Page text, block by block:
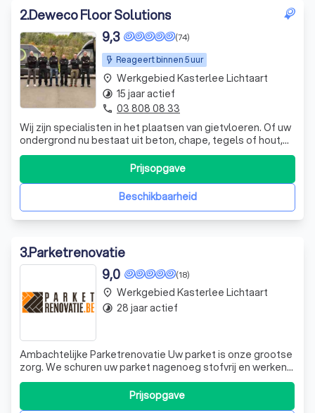
2.Deweco Floor Solutions
Reageert binnen 5 uur
(74)
9,3
Wij zijn specialisten in het plaatsen van gietvloeren. Of uw
ondergrond nu bestaat uit beton, chape, tegels of hout,
wij kunnen een gietvloer naadloos aanbrengen. Het is
belangrijk dat uw ondergrond droog, vast en redelijk egaal
is. Eventuele oneffenheden kunnen wij met een
egalisatielaag wegwerken.Beschikbaarheid
Prijsopgave
place Werkgebied Kasterlee Lichtaart
timelapse 15 jaar actief
phone 03 808 08 33
3.Parketrenovatie
(18)
9,0
Ambachtelijke Parketrenovatie Uw parket is onze grootse
zorg. We schuren uw parket nagenoeg stofvrij en werken
het tot in de puntjes af met de nieuwste technologie.
Door voor ons te kiezen, bent u zeker van een kwalitatieve
parketrenovatie.
Prijsopgave
place Werkgebied Kasterlee Lichtaart
timelapse 28 jaar actief